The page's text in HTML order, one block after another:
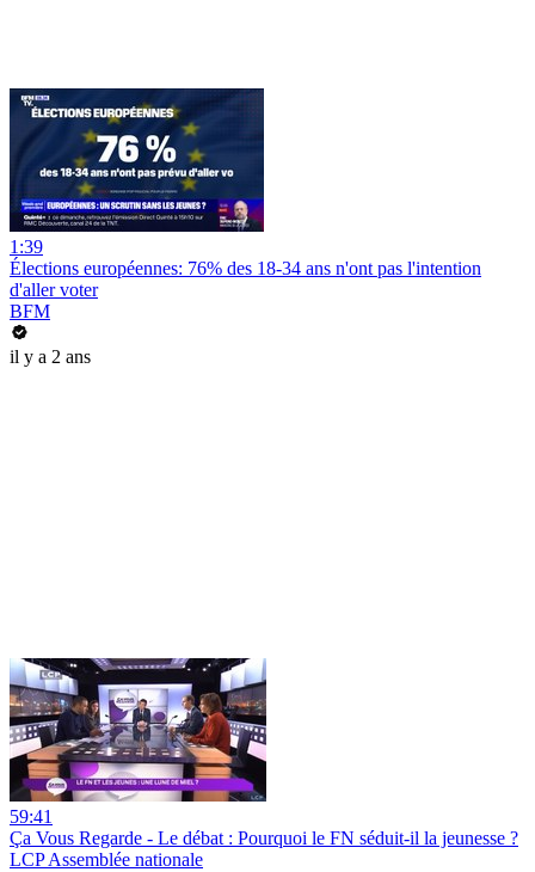
1:39
Élections européennes: 76% des 18-34 ans n'ont pas l'intention
d'aller voter
BFM
il y a 2 ans
59:41
Ça Vous Regarde - Le débat : Pourquoi le FN séduit-il la jeunesse ?
LCP Assemblée nationale